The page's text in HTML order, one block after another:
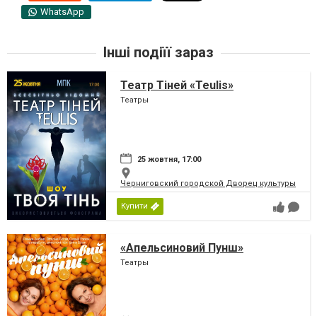
WhatsApp
Інші подіїї зараз
Театр Тіней «Teulis»
Театры
25 жовтня, 17:00
Черниговский городской Дворец культуры
Купити
«Апельсиновий Пунш»
Театры